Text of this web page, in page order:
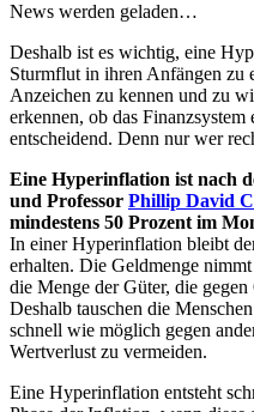
News werden geladen…
Deshalb ist es wichtig, eine
Sturmflut in ihren Anfängen zu
Anzeichen zu kennen und zu
erkennen, ob das
entscheidend. Denn nur wer
Eine Hyperinflation ist nach
und Professor Phillip David
mindestens 50 Prozent im
In einer Hyperinflation bleibt
erhalten. Die Geldmenge
die Menge der Güter, die
Deshalb tauschen die
schnell wie möglich gegen
Wertverlust zu vermeiden.
Eine Hyperinflation entsteht